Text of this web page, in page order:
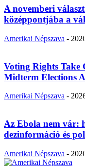
A novemberi
középpontjába a
Amerikai Népszava -
Voting Rights Take
Midterm Elections
Amerikai Népszava -
Az Ebola nem vár:
dezinformáció és
Amerikai Népszava -